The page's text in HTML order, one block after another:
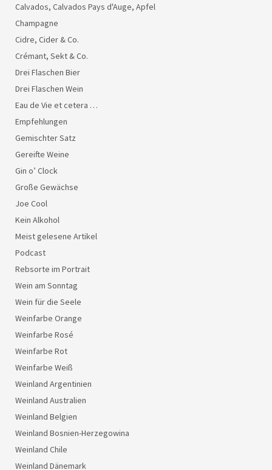
Calvados, Calvados Pays d'Auge, Apfel
Champagne
Cidre, Cider & Co.
Crémant, Sekt & Co.
Drei Flaschen Bier
Drei Flaschen Wein
Eau de Vie et cetera …
Empfehlungen
Gemischter Satz
Gereifte Weine
Gin o’ Clock
Große Gewächse
Joe Cool
Kein Alkohol
Meist gelesene Artikel
Podcast
Rebsorte im Portrait
Wein am Sonntag
Wein für die Seele
Weinfarbe Orange
Weinfarbe Rosé
Weinfarbe Rot
Weinfarbe Weiß
Weinland Argentinien
Weinland Australien
Weinland Belgien
Weinland Bosnien-Herzegowina
Weinland Chile
Weinland Dänemark